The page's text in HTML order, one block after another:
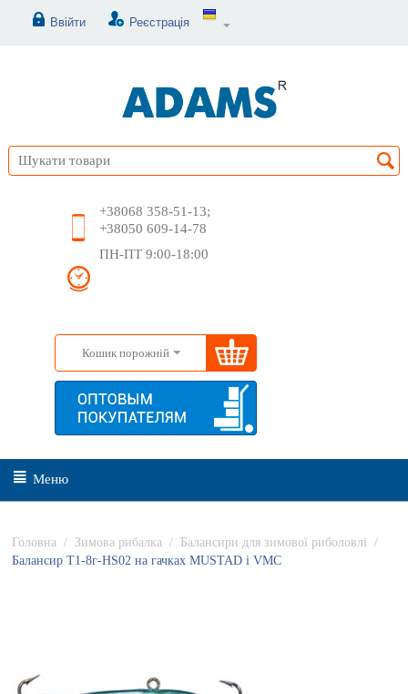
Ввійти Реєстрація
+38068 358-51-13;
+38050 609-14-78
ПН-ПТ 9:00-18:00
Кошик порожній
Меню
Головна / Зимова рибалка / Балансири для зимової риболовлі
/
Балансир Т1-8г-HS02 на гачках MUSTAD і VMC